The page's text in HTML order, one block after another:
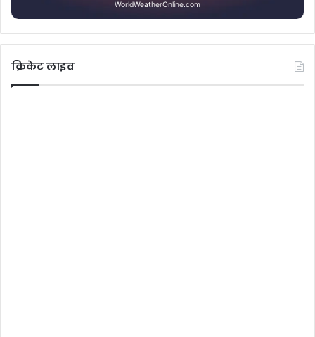
WorldWeatherOnline.com
क्रिकेट लाइव